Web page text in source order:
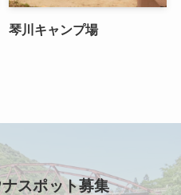
琴川キャンプ場
スポット募集